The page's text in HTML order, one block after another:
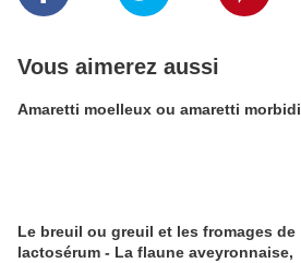
Vous aimerez aussi
Amaretti moelleux ou amaretti morbidi
Le breuil ou greuil et les fromages de
lactosérum - La flaune aveyronnaise,